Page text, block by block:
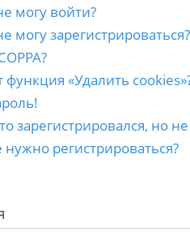
могу войти?
могу зарегистрироваться?
функция «Удалить
зарегистрировался, но
регистрироваться?